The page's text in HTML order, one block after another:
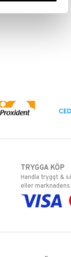
TRYGGA KÖP
Handla tryggt &
eller